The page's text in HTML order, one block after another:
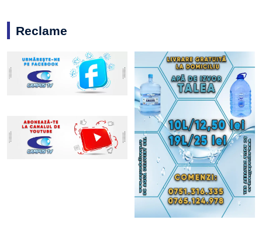
Reclame